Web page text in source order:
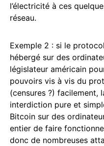
l’électricité à ces
réseau.
Exemple 2 : si le
hébergé sur des
législateur américain
pouvoirs vis à vis du
(censures ?) facilement,
interdiction pure et
Bitcoin sur des
entier de faire
donc de nombreuses